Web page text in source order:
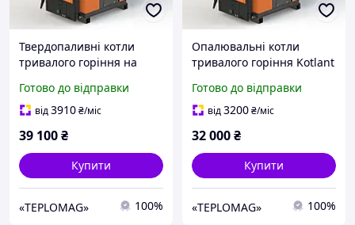
Твердопаливні котли
тривалого горіння на
КГ 19
Готово до відправки
від3910₴/міс
39 100₴
Купити
«TEPLOMAG» 100%
Опалювальні котли
тривалого горіння Kotlant
Готово до відправки
від3200₴/міс
32 000₴
Купити
«TEPLOMAG» 100%